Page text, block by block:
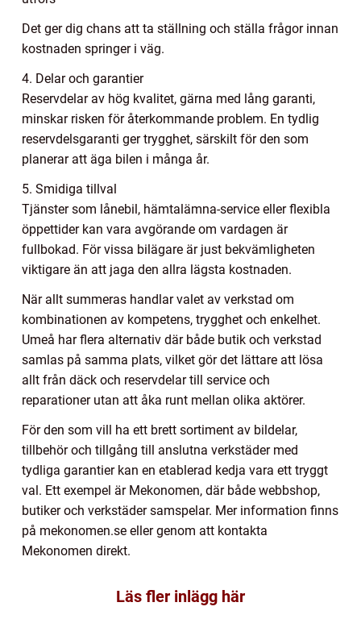
Det ger dig chans att ta ställning och ställa frågor innan
kostnaden springer i väg.
4. Delar och garantier
Reservdelar av hög kvalitet, gärna med lång garanti,
minskar risken för återkommande problem. En tydlig
reservdelsgaranti ger trygghet, särskilt för den som
planerar att äga bilen i många år.
5. Smidiga tillval
Tjänster som lånebil, hämtalämna-service eller flexibla
öppettider kan vara avgörande om vardagen är
fullbokad. För vissa bilägare är just bekvämligheten
viktigare än att jaga den allra lägsta kostnaden.
När allt summeras handlar valet av verkstad om
kombinationen av kompetens, trygghet och enkelhet.
Umeå har flera alternativ där både butik och verkstad
samlas på samma plats, vilket gör det lättare att lösa
allt från däck och reservdelar till service och
reparationer utan att åka runt mellan olika aktörer.
För den som vill ha ett brett sortiment av bildelar,
tillbehör och tillgång till anslutna verkstäder med
tydliga garantier kan en etablerad kedja vara ett tryggt
val. Ett exempel är Mekonomen, där både webbshop,
butiker och verkstäder samspelar. Mer information finns
på mekonomen.se eller genom att kontakta
Mekonomen direkt.
Läs fler inlägg här